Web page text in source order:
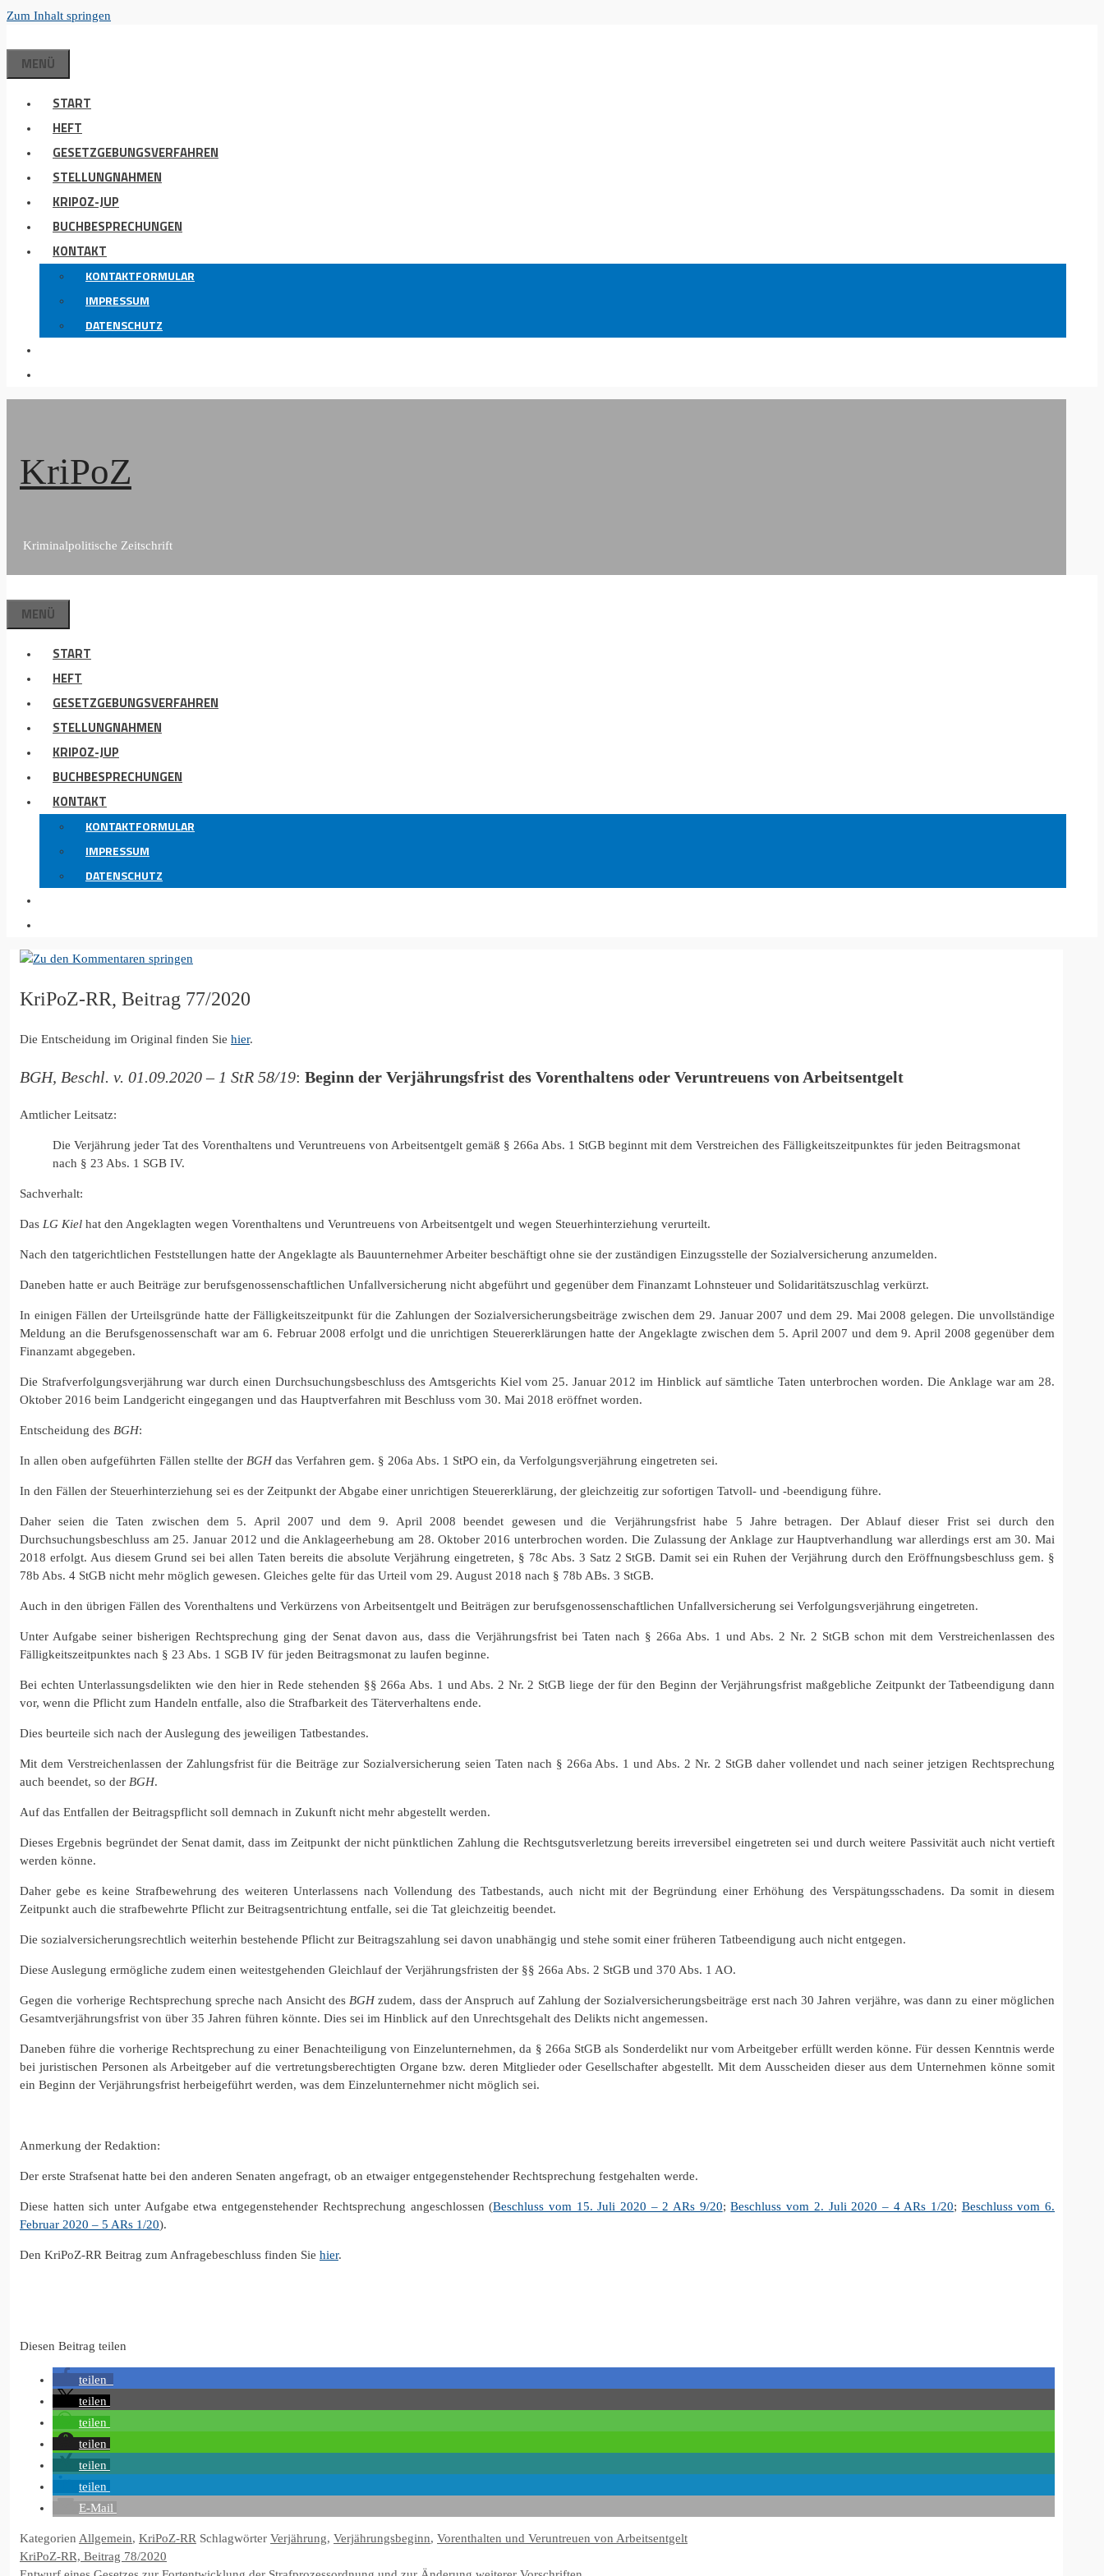
Zum Inhalt springen
MENÜ
START
HEFT
GESETZGEBUNGSVERFAHREN
STELLUNGNAHMEN
KRIPOZ-JUP
BUCHBESPRECHUNGEN
KONTAKT
KONTAKTFORMULAR
IMPRESSUM
DATENSCHUTZ
KriPoZ
Kriminalpolitische Zeitschrift
MENÜ
START
HEFT
GESETZGEBUNGSVERFAHREN
STELLUNGNAHMEN
KRIPOZ-JUP
BUCHBESPRECHUNGEN
KONTAKT
KONTAKTFORMULAR
IMPRESSUM
DATENSCHUTZ
KriPoZ-RR, Beitrag 77/2020
Die Entscheidung im Original finden Sie hier.
BGH, Beschl. v. 01.09.2020 – 1 StR 58/19: Beginn der Verjährungsfrist des Vorenthaltens oder Veruntreuens von Arbeitsentgelt
Amtlicher Leitsatz:
Die Verjährung jeder Tat des Vorenthaltens und Veruntreuens von Arbeitsentgelt gemäß § 266a Abs. 1 StGB beginnt mit dem Verstreichen des Fälligkeitszeitpunktes für jeden Beitragsmonat
nach § 23 Abs. 1 SGB IV.
Sachverhalt:
Das LG Kiel hat den Angeklagten wegen Vorenthaltens und Veruntreuens von Arbeitsentgelt und wegen Steuerhinterziehung verurteilt.
Nach den tatgerichtlichen Feststellungen hatte der Angeklagte als Bauunternehmer Arbeiter beschäftigt ohne sie der zuständigen Einzugsstelle der Sozialversicherung anzumelden.
Daneben hatte er auch Beiträge zur berufsgenossenschaftlichen Unfallversicherung nicht abgeführt und gegenüber dem Finanzamt Lohnsteuer und Solidaritätszuschlag verkürzt.
In einigen Fällen der Urteilsgründe hatte der Fälligkeitszeitpunkt für die Zahlungen der Sozialversicherungsbeiträge zwischen dem 29. Januar 2007 und dem 29. Mai 2008 gelegen. Die unvollständige
Meldung an die Berufsgenossenschaft war am 6. Februar 2008 erfolgt und die unrichtigen Steuererklärungen hatte der Angeklagte zwischen dem 5. April 2007 und dem 9. April 2008 gegenüber dem
Finanzamt abgegeben.
Die Strafverfolgungsverjährung war durch einen Durchsuchungsbeschluss des Amtsgerichts Kiel vom 25. Januar 2012 im Hinblick auf sämtliche Taten unterbrochen worden. Die Anklage war am 28.
Oktober 2016 beim Landgericht eingegangen und das Hauptverfahren mit Beschluss vom 30. Mai 2018 eröffnet worden.
Entscheidung des BGH:
In allen oben aufgeführten Fällen stellte der BGHdas Verfahren gem. § 206a Abs. 1 StPO ein, da Verfolgungsverjährung eingetreten sei.
In den Fällen der Steuerhinterziehung sei es der Zeitpunkt der Abgabe einer unrichtigen Steuererklärung, der gleichzeitig zur sofortigen Tatvoll- und -beendigung führe.
Daher seien die Taten zwischen dem 5. April 2007 und dem 9. April 2008 beendet gewesen und die Verjährungsfrist habe 5 Jahre betragen. Der Ablauf dieser Frist sei durch den
Durchsuchungsbeschluss am 25. Januar 2012 und die Anklageerhebung am 28. Oktober 2016 unterbrochen worden. Die Zulassung der Anklage zur Hauptverhandlung war allerdings erst am 30. Mai
2018 erfolgt. Aus diesem Grund sei bei allen Taten bereits die absolute Verjährung eingetreten, § 78c Abs. 3 Satz 2 StGB. Damit sei ein Ruhen der Verjährung durch den Eröffnungsbeschluss gem. §
78b Abs. 4 StGB nicht mehr möglich gewesen. Gleiches gelte für das Urteil vom 29. August 2018 nach § 78b ABs. 3 StGB.
Auch in den übrigen Fällen des Vorenthaltens und Verkürzens von Arbeitsentgelt und Beiträgen zur berufsgenossenschaftlichen Unfallversicherung sei Verfolgungsverjährung eingetreten.
Unter Aufgabe seiner bisherigen Rechtsprechung ging der Senat davon aus, dass die Verjährungsfrist bei Taten nach § 266a Abs. 1 und Abs. 2 Nr. 2 StGB schon mit dem Verstreichenlassen des
Fälligkeitszeitpunktes nach § 23 Abs. 1 SGB IV für jeden Beitragsmonat zu laufen beginne.
Bei echten Unterlassungsdelikten wie den hier in Rede stehenden §§ 266a Abs. 1 und Abs. 2 Nr. 2 StGB liege der für den Beginn der Verjährungsfrist maßgebliche Zeitpunkt der Tatbeendigung dann
vor, wenn die Pflicht zum Handeln entfalle, also die Strafbarkeit des Täterverhaltens ende.
Dies beurteile sich nach der Auslegung des jeweiligen Tatbestandes.
Mit dem Verstreichenlassen der Zahlungsfrist für die Beiträge zur Sozialversicherung seien Taten nach § 266a Abs. 1 und Abs. 2 Nr. 2 StGB daher vollendet und nach seiner jetzigen Rechtsprechung
auch beendet, so der BGH.
Auf das Entfallen der Beitragspflicht soll demnach in Zukunft nicht mehr abgestellt werden.
Dieses Ergebnis begründet der Senat damit, dass im Zeitpunkt der nicht pünktlichen Zahlung die Rechtsgutsverletzung bereits irreversibel eingetreten sei und durch weitere Passivität auch nicht vertieft
werden könne.
Daher gebe es keine Strafbewehrung des weiteren Unterlassens nach Vollendung des Tatbestands, auch nicht mit der Begründung einer Erhöhung des Verspätungsschadens. Da somit in diesem
Zeitpunkt auch die strafbewehrte Pflicht zur Beitragsentrichtung entfalle, sei die Tat gleichzeitig beendet.
Die sozialversicherungsrechtlich weiterhin bestehende Pflicht zur Beitragszahlung sei davon unabhängig und stehe somit einer früheren Tatbeendigung auch nicht entgegen.
Diese Auslegung ermögliche zudem einen weitestgehenden Gleichlauf der Verjährungsfristen der §§ 266a Abs. 2 StGB und 370 Abs. 1 AO.
Gegen die vorherige Rechtsprechung spreche nach Ansicht des BGHzudem, dass der Anspruch auf Zahlung der Sozialversicherungsbeiträge erst nach 30 Jahren verjähre, was dann zu einer möglichen
Gesamtverjährungsfrist von über 35 Jahren führen könnte. Dies sei im Hinblick auf den Unrechtsgehalt des Delikts nicht angemessen.
Daneben führe die vorherige Rechtsprechung zu einer Benachteiligung von Einzelunternehmen, da § 266a StGB als Sonderdelikt nur vom Arbeitgeber erfüllt werden könne. Für dessen Kenntnis werde
bei juristischen Personen als Arbeitgeber auf die vertretungsberechtigten Organe bzw. deren Mitglieder oder Gesellschafter abgestellt. Mit dem Ausscheiden dieser aus dem Unternehmen könne somit
ein Beginn der Verjährungsfrist herbeigeführt werden, was dem Einzelunternehmer nicht möglich sei.
Anmerkung der Redaktion:
Der erste Strafsenat hatte bei den anderen Senaten angefragt, ob an etwaiger entgegenstehender Rechtsprechung festgehalten werde.
Diese hatten sich unter Aufgabe etwa entgegenstehender Rechtsprechung angeschlossen (Beschluss vom 15. Juli 2020 – 2 ARs 9/20;Beschluss vom 2. Juli 2020 – 4 ARs 1/20; Beschluss vom 6.
Februar 2020 – 5 ARs 1/20).
Den KriPoZ-RR Beitrag zum Anfragebeschluss finden Sie hier.
Diesen Beitrag teilen
teilen
teilen
teilen
teilen
teilen
teilen
E-Mail
Kategorien Allgemein, KriPoZ-RR Schlagwörter Verjährung, Verjährungsbeginn, Vorenthalten und Veruntreuen von Arbeitsentgelt
KriPoZ-RR, Beitrag 78/2020